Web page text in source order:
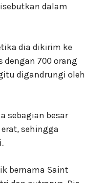
dalam
dia dikirim ke
dengan 700 orang
digandrungi oleh
sebagian besar
sehingga
bernama Saint